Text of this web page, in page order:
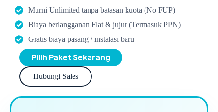
Murni Unlimited tanpa batasan kuota (No FUP)
Biaya berlangganan Flat & jujur (Termasuk PPN)
Gratis biaya pasang / instalasi baru
Pilih Paket Sekarang
Hubungi Sales